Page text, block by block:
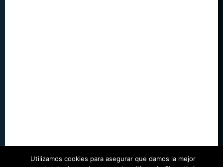
Utilizamos cookies para asegurar que damos la mejor